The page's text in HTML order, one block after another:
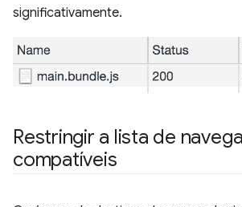
significativamente.
Restringir a lista de
compatíveis